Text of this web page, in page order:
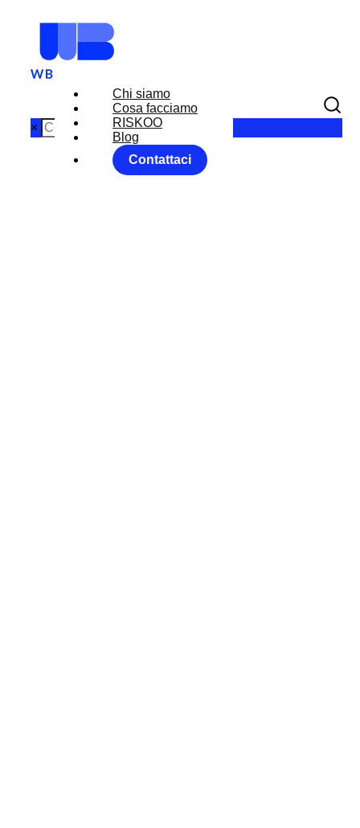
Chi siamo
Cosa facciamo
RISKOO
Blog
Contattaci
×
DATI,